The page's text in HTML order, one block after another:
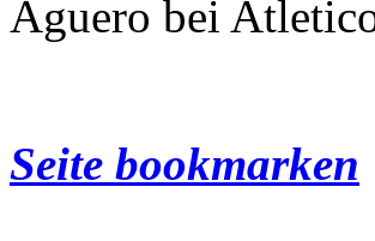
Aguero bei
Seite bookmarken